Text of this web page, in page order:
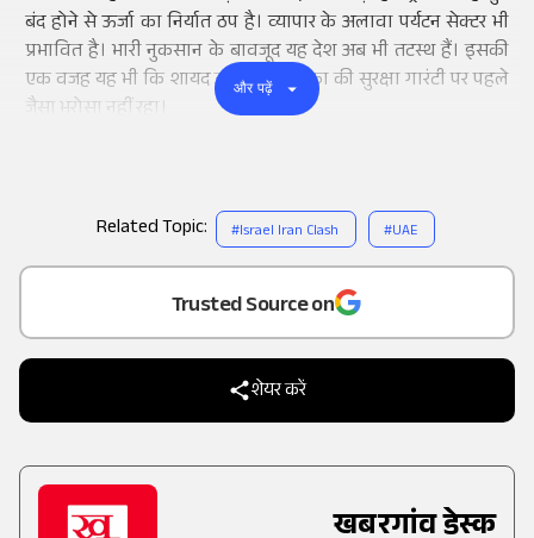
Add
as a
Trusted Source on
शेयर करें
बंद होने से ऊर्जा का निर्यात ठप है। व्यापार के अलावा पर्यटन सेक्टर भी
प्रभावित है। भारी नुकसान के बावजूद यह देश अब भी तटस्थ हैं। इसकी
एक वजह यह भी कि शायद उन्हें अब अमेरिका की सुरक्षा गारंटी पर पहले
जैसा भरोसा नहीं रहा।
और पढ़ें
Related Topic: #Israel Iran Clash #UAE